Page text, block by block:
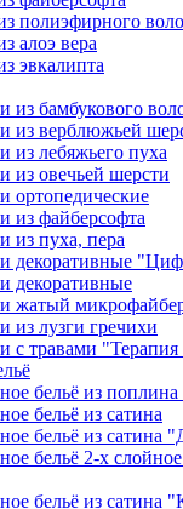
полиэфирного
алоэ вера
эвкалипта
из бамбукового
из верблюжьей
из лебяжьего пуха
из овечьей шерсти
ортопедические
из файберсофта
из пуха, пера
декоративные
декоративные
жатый
из лузги гречихи
с травами "Терапия
бельё из
бельё из сатина
бельё из сатина
бельё 2-х
бельё из сатина